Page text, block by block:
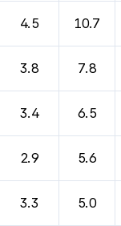
4.5 10.7
3.8 7.8
3.4 6.5
2.9 5.6
3.3 5.0